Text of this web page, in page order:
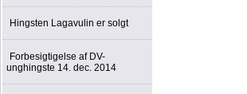
Hingsten Lagavulin er solgt
Forbesigtigelse af DV-
unghingste 14. dec. 2014